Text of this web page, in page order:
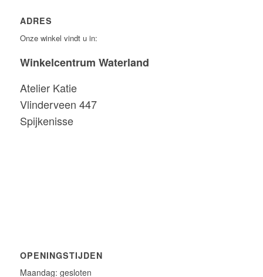
ADRES
Onze winkel vindt u in:
Winkelcentrum Waterland
Atelier Katie
Vlinderveen 447
Spijkenisse
OPENINGSTIJDEN
Maandag: gesloten